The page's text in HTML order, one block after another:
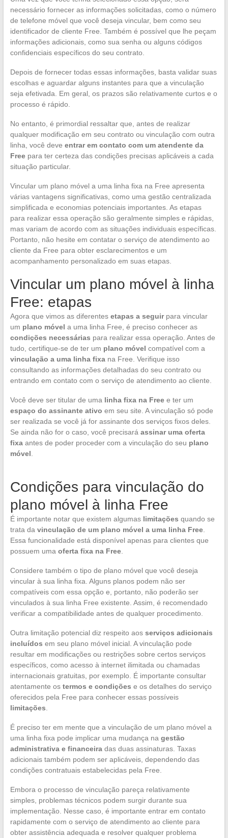
necessário fornecer as informações solicitadas, como o número
de telefone móvel que você deseja vincular, bem como seu
identificador de cliente Free. Também é possível que lhe peçam
informações adicionais, como sua senha ou alguns códigos
confidenciais específicos do seu contrato.
Depois de fornecer todas essas informações, basta validar suas
escolhas e aguardar alguns instantes para que a vinculação
seja efetivada. Em geral, os prazos são relativamente curtos e o
processo é rápido.
No entanto, é primordial ressaltar que, antes de realizar
qualquer modificação em seu contrato ou vinculação com outra
linha, você deve entrar em contato com um atendente da
Freepara ter certeza das condições precisas aplicáveis a cada
situação particular.
Vincular um plano móvel a uma linha fixa na Free apresenta
várias vantagens significativas, como uma gestão centralizada
simplificada e economias potenciais importantes. As etapas
para realizar essa operação são geralmente simples e rápidas,
mas variam de acordo com as situações individuais específicas.
Portanto, não hesite em contatar o serviço de atendimento ao
cliente da Free para obter esclarecimentos e um
acompanhamento personalizado em suas etapas.
Vincular um plano móvel à linha
Free: etapas
Agora que vimos as diferentes etapas a seguirpara vincular
um plano móvel a uma linha Free, é preciso conhecer as
condições necessárias para realizar essa operação. Antes de
tudo, certifique-se de ter um plano móvel compatível com a
vinculação a uma linha fixana Free. Verifique isso
consultando as informações detalhadas do seu contrato ou
entrando em contato com o serviço de atendimento ao cliente.
Você deve ser titular de uma linha fixa na Freee ter um
espaço do assinante ativo em seu site. A vinculação só pode
ser realizada se você já for assinante dos serviços fixos deles.
Se ainda não for o caso, você precisará assinar uma oferta
fixaantes de poder proceder com a vinculação do seu plano
móvel
Condições para vinculação do
plano móvel à linha Free
É importante notar que existem algumas limitações quando se
trata da vinculação de um plano móvel a uma linha Free.
Essa funcionalidade está disponível apenas para clientes que
possuem uma oferta fixa na Free.
Considere também o tipo de plano móvel que você deseja
vincular à sua linha fixa. Alguns planos podem não ser
compatíveis com essa opção e, portanto, não poderão ser
vinculados à sua linha Free existente. Assim, é recomendado
verificar a compatibilidade antes de qualquer procedimento.
Outra limitação potencial diz respeito aos serviços adicionais
incluídos em seu plano móvel inicial. A vinculação pode
resultar em modificações ou restrições sobre certos serviços
específicos, como acesso à internet ilimitada ou chamadas
internacionais gratuitas, por exemplo. É importante consultar
atentamente os termos e condições e os detalhes do serviço
oferecidos pela Free para conhecer essas possíveis
limitações
É preciso ter em mente que a vinculação de um plano móvel a
uma linha fixa pode implicar uma mudança na gestão
administrativa e financeiradas duas assinaturas. Taxas
adicionais também podem ser aplicáveis, dependendo das
condições contratuais estabelecidas pela Free.
Embora o processo de vinculação pareça relativamente
simples, problemas técnicos podem surgir durante sua
implementação. Nesse caso, é importante entrar em contato
rapidamente com o serviço de atendimento ao cliente para
obter assistência adequada e resolver qualquer problema